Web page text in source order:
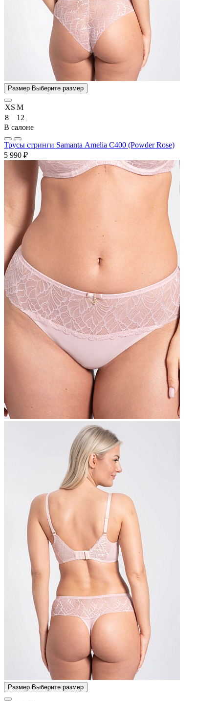
Размер Выберите размер
XS M
8
12
В салоне
Трусы стринги Samanta Amelia C400 (Powder Rose)
5 990 ₽
Размер Выберите размер